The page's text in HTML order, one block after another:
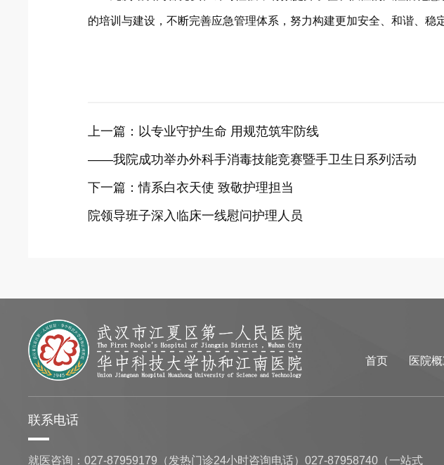
的培训与建设，不断完善应急管理体系，努力构建更加安全、和谐、稳
上一篇： 以专业守护生命 用规范筑牢防线
——我院成功举办外科手消毒技能竞赛暨手卫生日系列活动
下一篇：情系白衣天使 致敬护理担当
院领导班子深入临床一线慰问护理人员
首页 医院
联系电话
就医咨询：027-87959179（发热门诊24小时咨询电话）027-87958740（一站式